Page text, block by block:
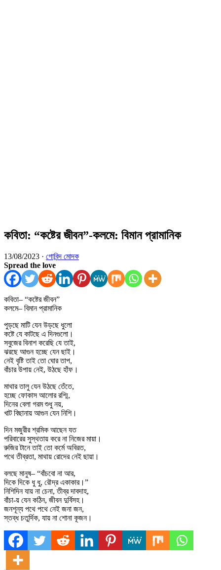
কবিতা: “কষ্টের জীবন”-কলমে: বিমান প্রামানিক
13/08/2023 · গোবিন্দ মোদক
Spread the love
কবিতা– “কষ্টের জীবন”
কলমে– বিমান প্রামানিক
পুড়ছে মাটি যেন উড়ছে ধুলো
কষ্টে যে কাটছে এ দিনগুলো।
সবুজের বিনাশ করেছি যে তাই,
ঝরছে আগুন হচ্ছে যেন ছাই।
নেই বৃষ্টি তাই তো ঘোর তাপ,
বাঁচার উপায় নেই, উঠছে হাঁফ।
মাথার তালু যেন উঠছে তেঁতে,
হচ্ছে ফোকাস আলোর রশ্মি,
দিনের বেলা গরম শুধু নয়,
খাট বিছানায় আগুন যেন নিশি।
দিন মজুরীর শ্রমিক আছেন যত
পরিবারের সুস্থতায় করে না নিজের মায়া।
রুজির টানে তাই তো কর্মে অবিরত,
পথে তীব্রতা, মাথায় রোদের নেই ছায়া।
বলছে মানুষ– “বাঁচবো না আর,
দিকে দিকে ধু ধু, রৌদ্র একাকার।”
নিশিদিন যায় না চেনা, তীব্র দাবদাহ,
বাঁচা-য় যেন কঠিন, জীবন দুর্বিসহ।
জনশূন্য পথে পথে নেই জনা জন,
স্তব্ধ চতুর্দিক, যায় না শোনা কূজন।